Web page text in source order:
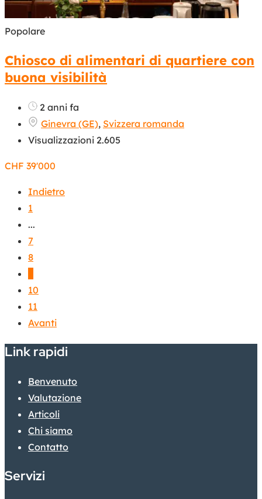
Popolare
Chiosco di alimentari di quartiere con
buona visibilità
2 anni fa
Ginevra (GE), Svizzera romanda
Visualizzazioni 2.605
CHF 39'000
Indietro
1
...
7
8
10
11
Avanti
Link rapidi
Benvenuto
Valutazione
Articoli
Chi siamo
Contatto
Servizi